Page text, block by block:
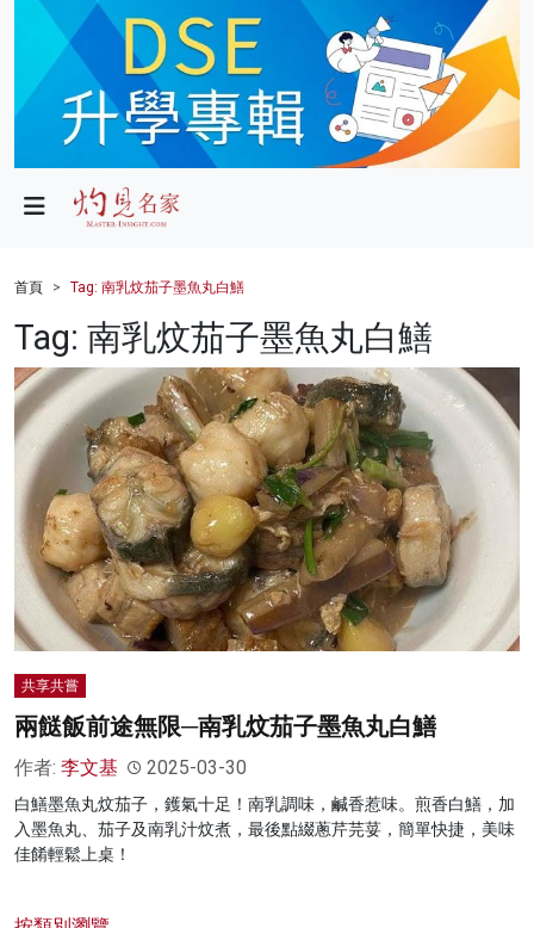
政局
財經
健康
商業
科技
影片
名家榜
灼見活動
首頁 Tag: 南乳炆茄子墨魚丸白鱔
Tag: 南乳炆茄子墨魚丸白鱔
共享共嘗
兩餸飯前途無限─南乳炆茄子墨魚丸白鱔
作者: 李文基 2025-03-30
白鱔墨魚丸炆茄子，鑊氣十足！南乳調味，鹹香惹味。煎香白鱔，加
入墨魚丸、茄子及南乳汁炆煮，最後點綴蔥芹芫荽，簡單快捷，美味
佳餚輕鬆上桌！